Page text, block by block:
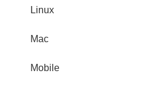
Linux
Mac
Mobile